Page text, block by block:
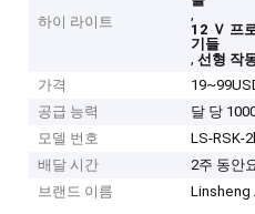
하이 라이트
,
12 Ｖ 프
기들
,선형 작
가격
공급 능력
달 당
모델 번호
LS-RSK-
배달 시간
2주 동안
브랜드 이름
Linsheng